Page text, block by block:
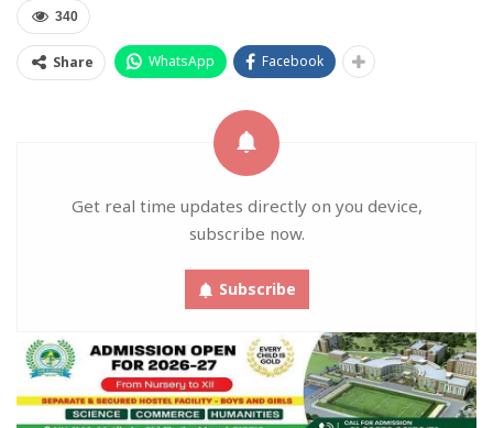
340
Share WhatsApp Facebook
Get real time updates directly on you device,
subscribe now.
Subscribe